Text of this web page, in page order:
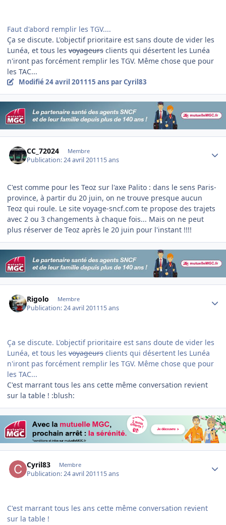
Faut d'abord remplir les TGV....
Ça se discute. L'objectif prioritaire est sans doute de vider les
Lunéa, et tous les voyageurs clients qui désertent les Lunéa
n'iront pas forcément remplir les TGV. Même chose que pour
les TAC...
Modifié24 avril 201115 ans par Cyril83
CC_72024 Membre
Publication:24 avril 201115 ans
C'est comme pour les Teoz sur l'axe Palito : dans le sens Paris-
province, à partir du 20 juin, on ne trouve presque aucun
Teoz qui roule. Le site voyage-sncf.com te propose des trajets
avec 2 ou 3 changements à chaque fois... Mais on ne peut
plus réserver de Teoz après le 20 juin pour l'instant !!!!
Rigolo Membre
Publication:24 avril 201115 ans
Ça se discute. L'objectif prioritaire est sans doute de vider les
Lunéa, et tous les voyageurs clients qui désertent les Lunéa
n'iront pas forcément remplir les TGV. Même chose que pour
les TAC...
C'est marrant tous les ans cette même conversation revient
sur la table ! :blush:
Cyril83 Membre
Publication:24 avril 201115 ans
C'est marrant tous les ans cette même conversation revient
sur la table !